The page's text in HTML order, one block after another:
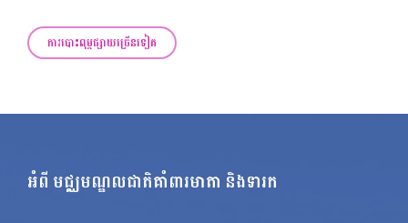
ការបោះពុម្ពផ្សាយច្រើនទៀត
អំពី មជ្ឈមណ្ឌលជាតិគាំពារមាតា និងទារក